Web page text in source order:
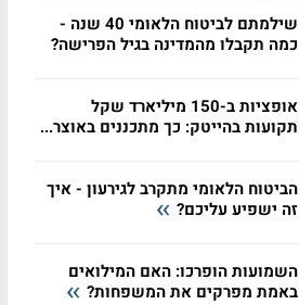
שילמתם לביטוח הלאומי 40 שנה -
כמה תקבלו מהמדינה בגיל הפרישה?
אופציות ב-150 מיליארד שקל
תקועות בהייטק: כך מתכננים באוצר...
הביטוח הלאומי מתקרב לגירעון - איך
זה ישפיע עליכם?
השמועות הופרכו: האם המילואים
באמת מפרקים את המשפחות?